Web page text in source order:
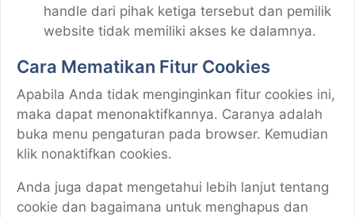
handle dari pihak ketiga tersebut dan pemilik
website tidak memiliki akses ke dalamnya.
Cara Mematikan Fitur Cookies
Apabila Anda tidak menginginkan fitur cookies ini,
maka dapat menonaktifkannya. Caranya adalah
buka menu pengaturan pada browser. Kemudian
klik nonaktifkan cookies.
Anda juga dapat mengetahui lebih lanjut tentang
cookie dan bagaimana untuk menghapus dan